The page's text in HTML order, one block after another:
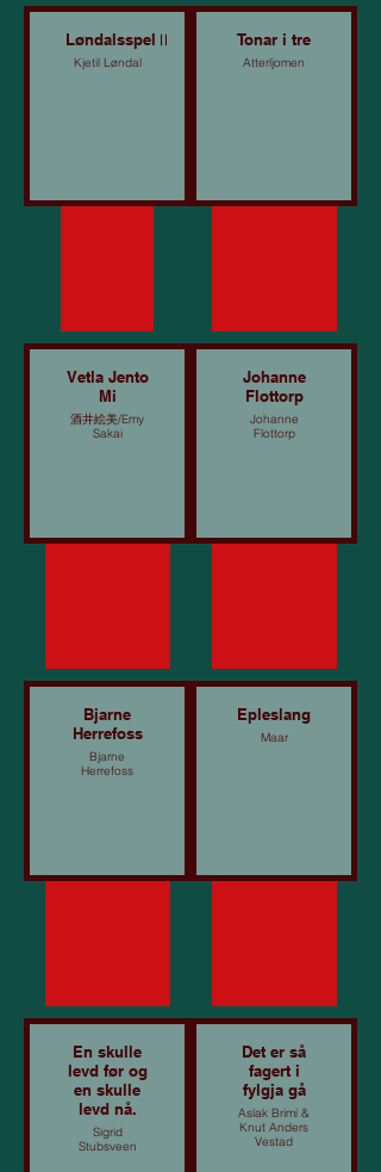
LøndalsspelⅡ
Kjetil Løndal
Tonar i tre
Atterljomen
Vetla Jento
Mi
酒井絵美/Emy
Sakai
Johanne
Flottorp
Johanne
Flottorp
Bjarne
Herrefoss
Bjarne
Herrefoss
Epleslang
Maar
En skulle
levd før og
en skulle
levd nå.
Sigrid
Stubsveen
Det er så
fagert i
fylgja gå
Aslak Brimi &
Knut Anders
Vestad